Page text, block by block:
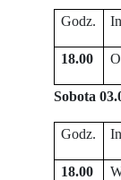
Godz.
18.00
Sobota
Godz.
18.00